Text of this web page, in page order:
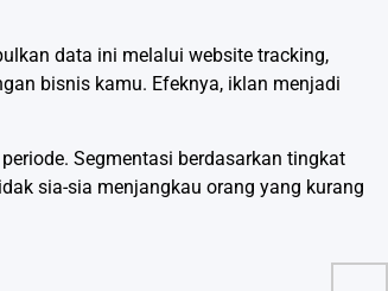
data ini melalui website tracking,
bisnis kamu. Efeknya, iklan menjadi
Segmentasi berdasarkan tingkat
sia-sia menjangkau orang yang kurang